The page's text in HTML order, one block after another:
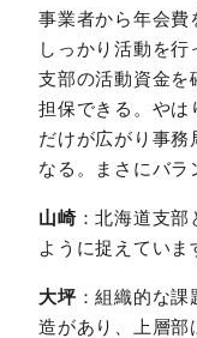
事業者から年会費
しっかり活動を行
支部の活動資金を
担保できる。やは
だけが広がり事務
なる。まさにバラ
山崎：北海道支部
ように捉えていま
大坪 ：組織的な
造があり、上層部